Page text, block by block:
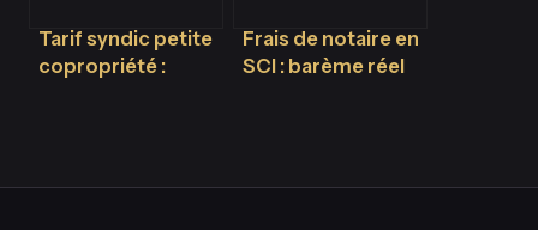
Tarif syndic petite
copropriété :
Frais de notaire en
SCI : barème réel